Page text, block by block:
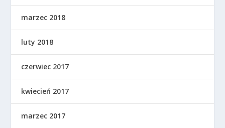
marzec 2018
luty 2018
czerwiec 2017
kwiecień 2017
marzec 2017